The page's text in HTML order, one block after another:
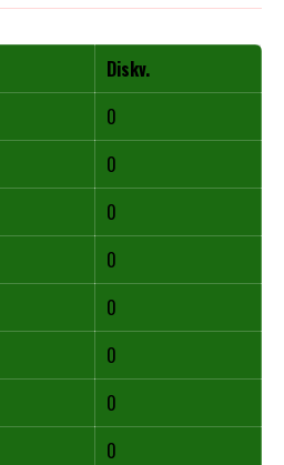
Diskv.
0
0
0
0
0
0
0
0